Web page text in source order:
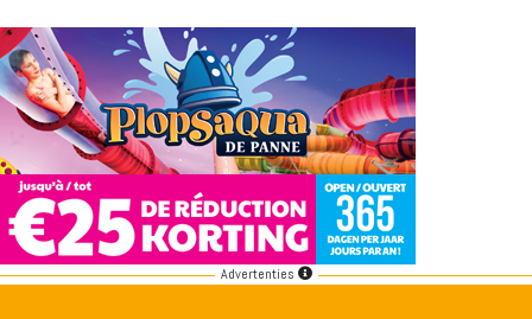
Advertenties